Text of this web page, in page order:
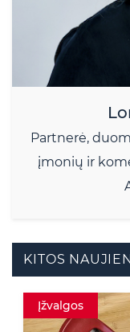
Partnerė,
įmonių ir
KITOS
Įžvalgos